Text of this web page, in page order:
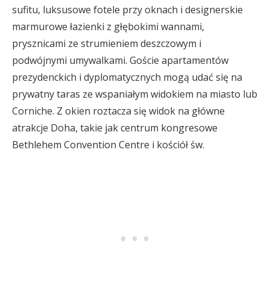
sufitu, luksusowe fotele przy oknach i designerskie
marmurowe łazienki z głębokimi wannami,
prysznicami ze strumieniem deszczowym i
podwójnymi umywalkami. Goście apartamentów
prezydenckich i dyplomatycznych mogą udać się na
prywatny taras ze wspaniałym widokiem na miasto lub
Corniche. Z okien roztacza się widok na główne
atrakcje Doha, takie jak centrum kongresowe
Bethlehem Convention Centre i kościół św.